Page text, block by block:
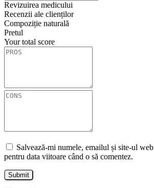
Revizuirea medicului
Recenzii ale clienților
Compoziție naturală
Pretul
Your total score
Salvează-mi numele, emailul și site-ul
pentru data viitoare când o să comentez.